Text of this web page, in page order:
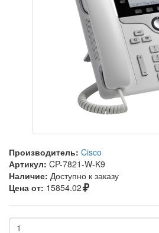
Производитель: Cisco
Артикул: CP-7821-W-K9
Наличие: Доступно к заказу
Цена от: 15854.02